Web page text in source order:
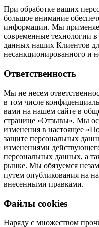
При обработке ваших
большое внимание
информации. Мы
современные технологии
данных наших Клиентов
несанкционированного и
Ответственность
Мы не несем
в том числе
вами на нашем сайте в
странице «Отзывы». Мы
изменения в настоящее
защите персональных
изменениями
персональных данных, а
рынке. Мы обязуемся
путем опубликования на
внесенными правками.
Файлы cookies
Наряду с множеством